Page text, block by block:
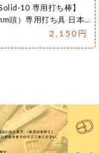
10 専用打ち棒】
頭）専用打ち具 日本
2,150円